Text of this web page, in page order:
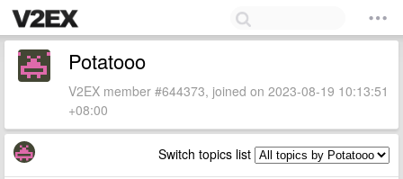
Potatooo
V2EX member #644373, joined on 2023-08-19 10:13:51
+08:00
Switch topics list